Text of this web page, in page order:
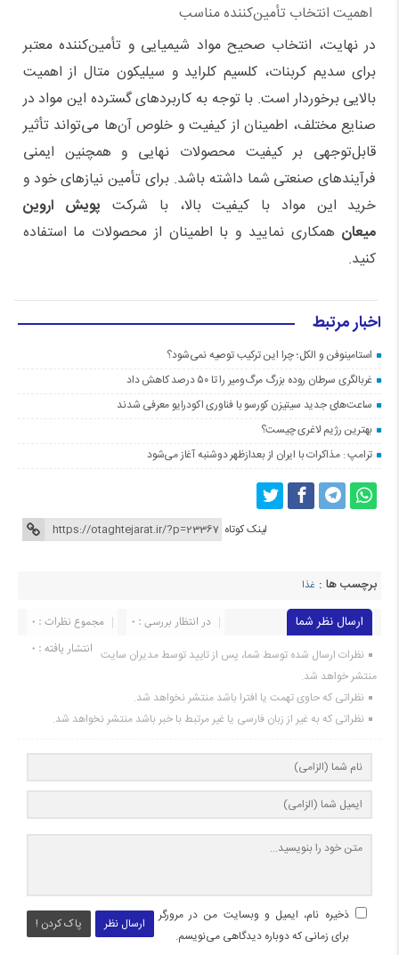
اهمیت انتخاب تأمین‌کننده مناسب
در نهایت، انتخاب صحیح مواد شیمیایی و تأمین‌کننده معتبر
برای سدیم کربنات، کلسیم کلراید و سیلیکون متال از اهمیت
بالایی برخوردار است. با توجه به کاربردهای گسترده این مواد در
صنایع مختلف، اطمینان از کیفیت و خلوص آن‌ها می‌تواند تأثیر
قابل‌توجهی بر کیفیت محصولات نهایی و همچنین ایمنی
فرآیندهای صنعتی شما داشته باشد. برای تأمین نیازهای خود و
خرید این مواد با کیفیت بالا، با شرکت پویش اروین
میعان همکاری نمایید و با اطمینان از محصولات ما استفاده
کنید.
اخبار مرتبط
استامینوفن و الکل؛ چرا این ترکیب توصیه نمی‌شود؟
غربالگری سرطان روده بزرگ مرگ‌ومیر را تا ۵۰ درصد کاهش داد
ساعت‌های جدید سیتیزن کورسو با فناوری اکودرایو معرفی شدند
بهترین رژیم لاغری چیست؟
ترامپ : مذاکرات با ایران از بعدازظهر دوشنبه آغاز می‌شود
لینک کوتاه
برچسب ها : غذا
ارسال نظر شما مجموع نظرات : 0
در انتظار بررسی : 0
انتشار یافته : 0 نظرات ارسال شده توسط شما، پس از تایید توسط مدیران سایت
منتشر خواهد شد.
نظراتی که حاوی تهمت یا افترا باشد منتشر نخواهد شد.
نظراتی که به غیر از زبان فارسی یا غیر مرتبط با خبر باشد منتشر نخواهد شد.
ارسال نظر پاک کردن !
ذخیره نام، ایمیل و وبسایت من در مرورگر
برای زمانی که دوباره دیدگاهی می‌نویسم.